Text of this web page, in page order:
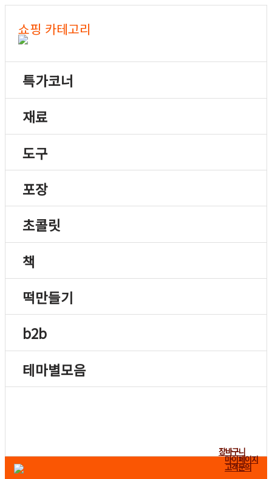
쇼핑 카테고리
특가코너
재료
도구
포장
초콜릿
책
떡만들기
b2b
테마별모음
장바구니
마이페이지
고객문의